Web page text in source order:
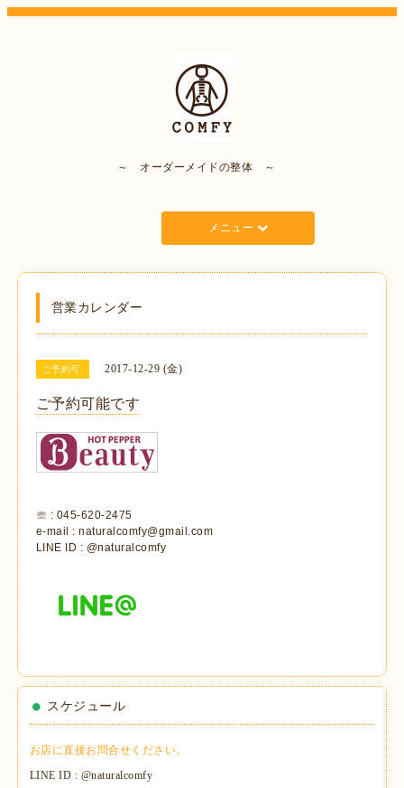
～ オーダーメイドの整体 ～
メニュー
営業カレンダー
ご予約可 2017-12-29 (金)
ご予約可能です
☏ : 045-620-2475
e-mail : naturalcomfy@gmail.com
LINE ID : @naturalcomfy
スケジュール
お店に直接お問合せください。
LINE ID : @naturalcomfy